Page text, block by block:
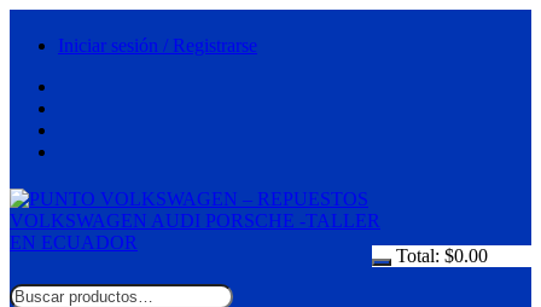
Iniciar sesión / Registrarse
Total: $0.00